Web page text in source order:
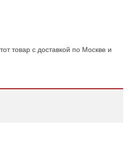
товар с доставкой по Москве и